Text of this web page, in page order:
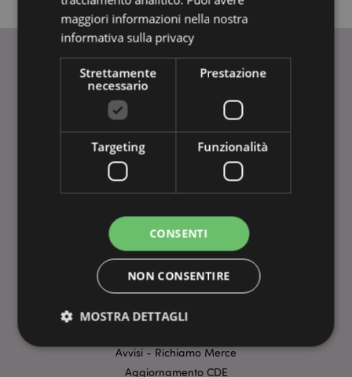
INFORMAZIONI
FAQ-Domande Frequenti
Tariffe di Consegna
Metodi di Pagamento
Promozioni in Corso
Agenti
Termini e Condizioni
Responsabilità Etica Aziendale
Politica Sulla Riservatezza
Calendario Fiere
Guida All'Acquisto
Avvisi - Richiamo Merce
Aggiornamento CDE
maggiori informazioni nella nostra
informativa sulla privacy
Strettamente
necessario
Prestazione
Targeting Funzionalità
CONSENTI
NON CONSENTIRE
MOSTRA DETTAGLI